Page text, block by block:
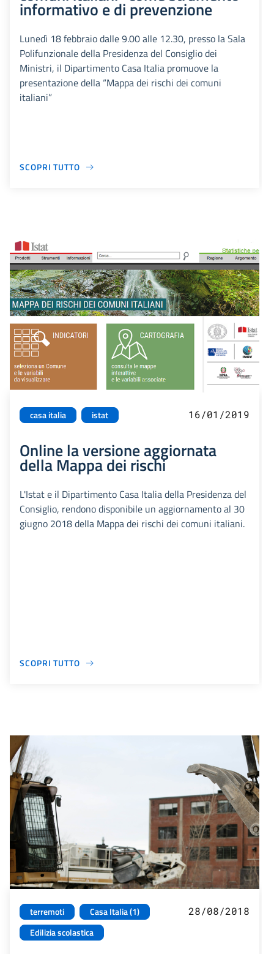
informativo e di prevenzione
Lunedì 18 febbraio dalle 9.00 alle 12.30, presso la Sala
Polifunzionale della Presidenza del Consiglio dei
Ministri, il Dipartimento Casa Italia promuove la
presentazione della “Mappa dei rischi dei comuni
italiani”
SCOPRI TUTTO
casa italia istat 16/01/2019
Online la versione aggiornata
della Mappa dei rischi
L'Istat e il Dipartimento Casa Italia della Presidenza del
Consiglio, rendono disponibile un aggiornamento al 30
giugno 2018 della Mappa dei rischi dei comuni italiani.
SCOPRI TUTTO
terremoti
Casa Italia (1)
Edilizia scolastica
28/08/2018